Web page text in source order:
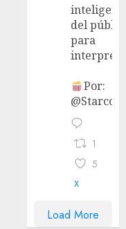
del
para
Por:
1
5
X
Load More